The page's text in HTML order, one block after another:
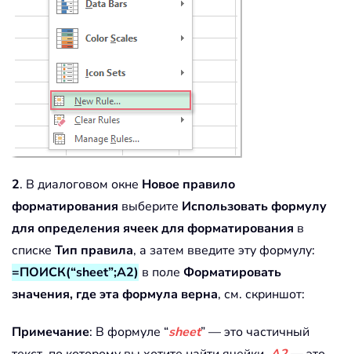
2. В диалоговом окне Новое правило
форматирования выберите Использовать формулу
для определения ячеек для форматирования в
списке Тип правила, а затем введите эту формулу:
=ПОИСК(“sheet”;A2) в поле Форматировать
значения, где эта формула верна, см. скриншот:
Примечание: В формуле “sheet” — это частичный